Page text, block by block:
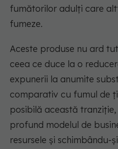
fumătorilor adulți care
fumeze.
Aceste produse nu ard
ceea ce duce la o
expunerii la anumite
comparativ cu fumul de
posibilă această
profund modelul de
resursele și schimbându-și